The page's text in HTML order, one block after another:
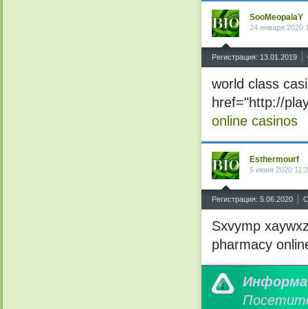
SooMeopalaY
24 января 2020
Регистрация: 13.01.2019
world class
href="http://
online casinos
Esthermourf
5 июня 2020
Регистрация: 5.06.2020
Sxvymp
pharmacy